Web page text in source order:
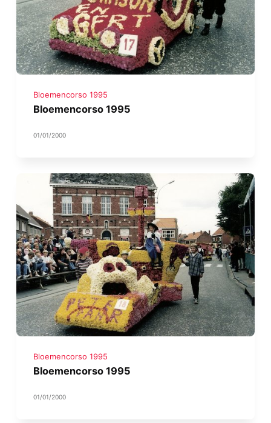
Bloemencorso 1995
Bloemencorso 1995
01/01/2000
Bloemencorso 1995
Bloemencorso 1995
01/01/2000